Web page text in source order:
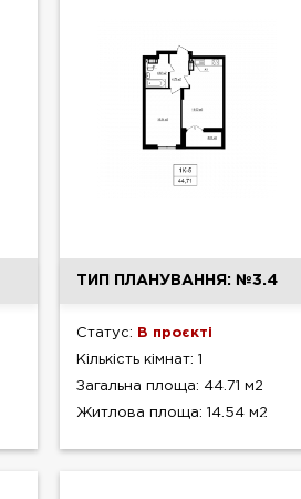
ТИП ПЛАНУВАННЯ: №3.4
Статус: В проєкті
Кількість кімнат: 1
Загальна площа: 44.71 м2
Житлова площа: 14.54 м2